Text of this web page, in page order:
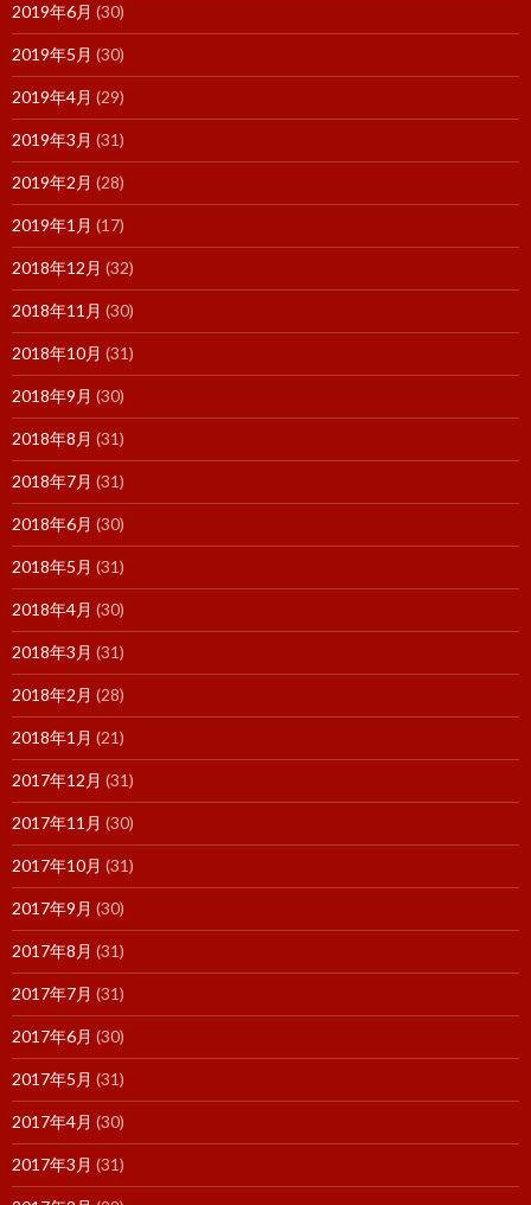
2019年6月 (30)
2019年5月 (30)
2019年4月 (29)
2019年3月 (31)
2019年2月 (28)
2019年1月 (17)
2018年12月 (32)
2018年11月 (30)
2018年10月 (31)
2018年9月 (30)
2018年8月 (31)
2018年7月 (31)
2018年6月 (30)
2018年5月 (31)
2018年4月 (30)
2018年3月 (31)
2018年2月 (28)
2018年1月 (21)
2017年12月 (31)
2017年11月 (30)
2017年10月 (31)
2017年9月 (30)
2017年8月 (31)
2017年7月 (31)
2017年6月 (30)
2017年5月 (31)
2017年4月 (30)
2017年3月 (31)